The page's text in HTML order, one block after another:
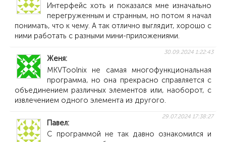
Интерфейс хоть и показался мне изначально
перегруженным и странным, но потом я начал
понимать, что к чему. А так отлично выглядит, хорошо с
ними работать с разными мини-приложениями.
Женя
30.09.2024 1:22:43
MKVToolnix не самая многофункциональная
программа, но она прекрасно справляется с
объединением различных элементов или, наоборот, с
извлечением одного элемента из другого.
Павел
29.07.2024 17:38:27
С программой не так давно ознакомился и